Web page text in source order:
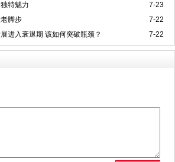
7-23
特魅力
7-22
脚步
7-22
进入衰退期 该如何突破瓶颈？